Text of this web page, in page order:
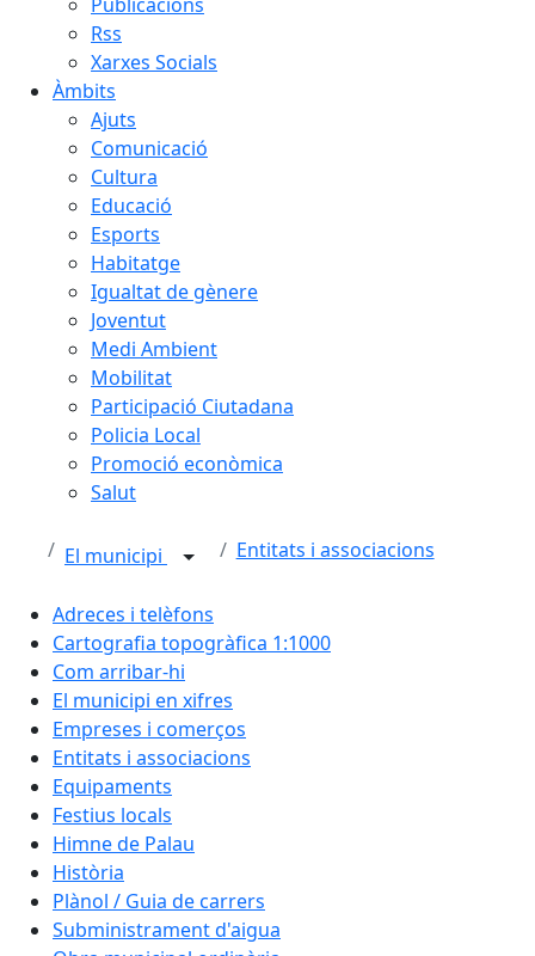
Rss
Xarxes Socials
Àmbits
Ajuts
Comunicació
Cultura
Educació
Esports
Habitatge
Igualtat de gènere
Joventut
Medi Ambient
Mobilitat
Participació Ciutadana
Policia Local
Promoció econòmica
Salut
El municipi Entitats i associacions
Adreces i telèfons
Cartografia topogràfica 1:1000
Com arribar-hi
El municipi en xifres
Empreses i comerços
Entitats i associacions
Equipaments
Festius locals
Himne de Palau
Història
Plànol / Guia de carrers
Subministrament d'aigua